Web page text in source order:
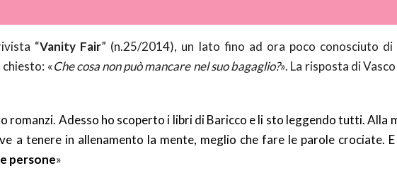
“Vanity Fair” (n.25/2014), un lato fino ad ora poco conosciuto di
«Che cosa non può mancare nel suo bagaglio?». La risposta di
romanzi. Adesso ho scoperto i libri di Baricco e li sto leggendo tutti. Alla
a tenere in allenamento la mente, meglio che fare le parole crociate.
persone»